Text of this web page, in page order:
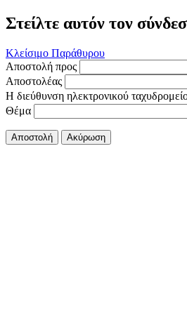
Στείλτε αυτόν τον
Κλείσιμο Παράθυρου
Αποστολή προς
Αποστολέας
Η διεύθυνση ηλεκτρονικού
Θέμα
Αποστολή Ακύρωση